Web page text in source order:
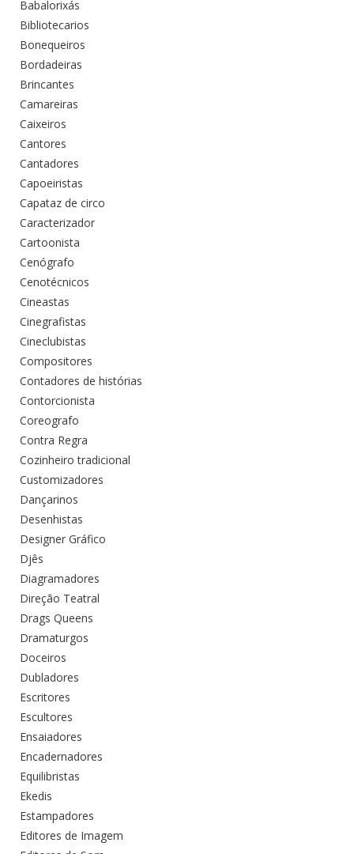
Babalorixás
Bibliotecarios
Bonequeiros
Bordadeiras
Brincantes
Camareiras
Caixeiros
Cantores
Cantadores
Capoeiristas
Capataz de circo
Caracterizador
Cartoonista
Cenógrafo
Cenotécnicos
Cineastas
Cinegrafistas
Cineclubistas
Compositores
Contadores de histórias
Contorcionista
Coreografo
Contra Regra
Cozinheiro tradicional
Customizadores
Dançarinos
Desenhistas
Designer Gráfico
Djês
Diagramadores
Direção Teatral
Drags Queens
Dramaturgos
Doceiros
Dubladores
Escritores
Escultores
Ensaiadores
Encadernadores
Equilibristas
Ekedis
Estampadores
Editores de Imagem